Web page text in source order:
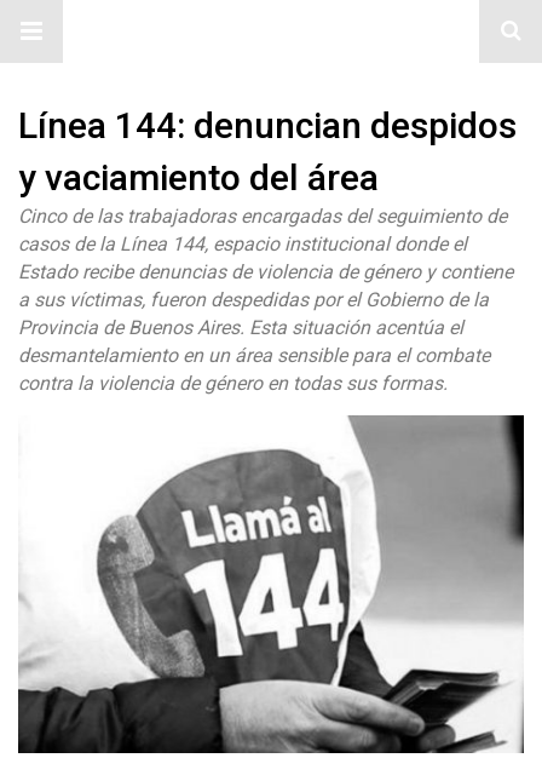
Línea 144: denuncian despidos
y vaciamiento del área
Cinco de las trabajadoras encargadas del seguimiento de
casos de la Línea 144, espacio institucional donde el
Estado recibe denuncias de violencia de género y contiene
a sus víctimas, fueron despedidas por el Gobierno de la
Provincia de Buenos Aires. Esta situación acentúa el
desmantelamiento en un área sensible para el combate
contra la violencia de género en todas sus formas.